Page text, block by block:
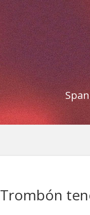
Trombón